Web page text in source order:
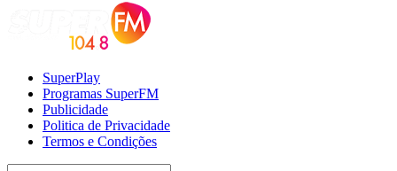
SuperPlay
Programas SuperFM
Publicidade
Politica de Privacidade
Termos e Condições